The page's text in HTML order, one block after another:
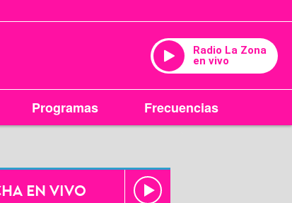
Radio La Zona
en vivo
Programas Frecuencias
EN VIVO